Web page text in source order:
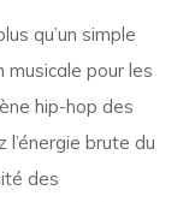
qu’un simple
musicale pour les
hip-hop des
brute du
des